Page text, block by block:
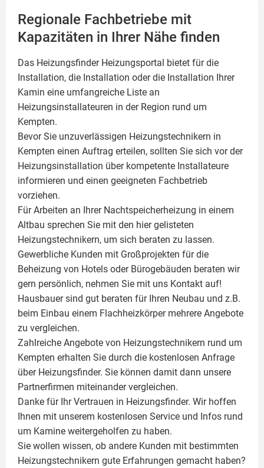
Regionale Fachbetriebe mit
Kapazitäten in Ihrer Nähe finden
Das Heizungsfinder Heizungsportal bietet für die
Installation, die Installation oder die Installation Ihrer
Kamin eine umfangreiche Liste an
Heizungsinstallateuren in der Region rund um
Kempten.
Bevor Sie unzuverlässigen Heizungstechnikern in
Kempten einen Auftrag erteilen, sollten Sie sich vor der
Heizungsinstallation über kompetente Installateure
informieren und einen geeigneten Fachbetrieb
vorziehen.
Für Arbeiten an Ihrer Nachtspeicherheizung in einem
Altbau sprechen Sie mit den hier gelisteten
Heizungstechnikern, um sich beraten zu lassen.
Gewerbliche Kunden mit Großprojekten für die
Beheizung von Hotels oder Bürogebäuden beraten wir
gern persönlich, nehmen Sie mit uns Kontakt auf!
Hausbauer sind gut beraten für Ihren Neubau und z.B.
beim Einbau einem Flachheizkörpermehrere Angebote
zu vergleichen.
Zahlreiche Angebote von Heizungstechnikern rund um
Kempten erhalten Sie durch die kostenlosen Anfrage
über Heizungsfinder. Sie können damit dann unsere
Partnerfirmen miteinander vergleichen.
Danke für Ihr Vertrauen in Heizungsfinder. Wir hoffen
Ihnen mit unserem kostenlosen Service und Infos rund
um Kamine weitergeholfen zu haben.
Sie wollen wissen, ob andere Kunden mit bestimmten
Heizungstechnikern gute Erfahrungen gemacht haben?